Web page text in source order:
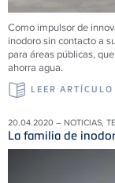
Como impulsor de
inodoro sin contacto a
para áreas públicas,
ahorra agua.
LEER ARTÍCULO
20.04.2020 – NOTICIAS,
La familia de